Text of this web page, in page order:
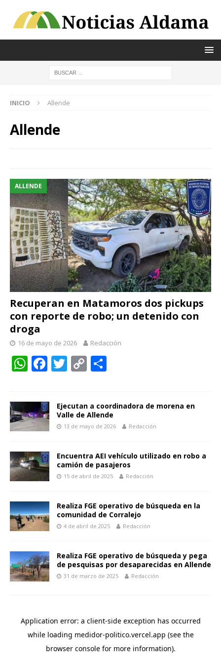
INICIO Allende
Allende
ALLENDE
Recuperan en Matamoros dos pickups
con reporte de robo; un detenido con
droga
16 de mayo de 2026 Redacción
W
s
A
p
F
b
o
k
T
er
C
y
Li
k
p
ar
r
Ejecutan a coordinadora de morena en
Valle de Allende
13 de mayo de 2026 Redacción
Encuentra AEI vehículo utilizado en robo a
camión de pasajeros
15 de abril de 2025 Redacción
Realiza FGE operativo de búsqueda en la
comunidad de Corralejo
4 de abril de 2025 Redacción
Realiza FGE operativo de búsqueda y pega
de pesquisas por desaparecidas en Allende
31 de marzo de 2025 Redacción